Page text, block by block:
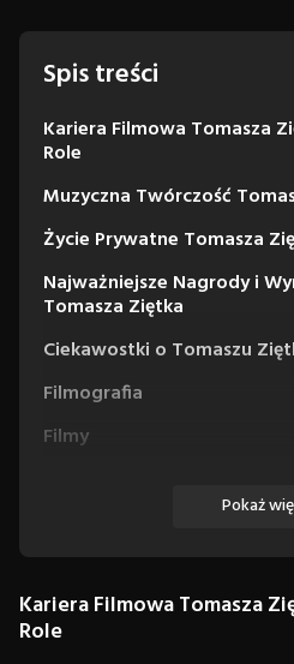
Spis treści
Kariera Filmowa Tomasza
Role
Muzyczna Twórczość
Życie Prywatne Tomasza
Najważniejsze Nagrody i
Tomasza Ziętka
Ciekawostki o Tomaszu
Filmografia
Filmy
Pokaż
Kariera Filmowa Tomasza
Role